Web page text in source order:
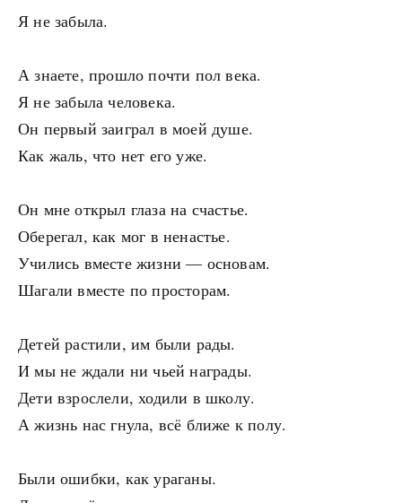
Я не забыла.
А знаете, прошло почти пол века.
Я не забыла человека.
Он первый заиграл в моей душе.
Как жаль, что нет его уже.
Он мне открыл глаза на счастье.
Оберегал, как мог в ненастье.
Учились вместе жизни — основам.
Шагали вместе по просторам.
Детей растили, им были рады.
И мы не ждали ни чьей награды.
Дети взрослели, ходили в школу.
А жизнь нас гнула, всё ближе к полу.
Были ошибки, как ураганы.